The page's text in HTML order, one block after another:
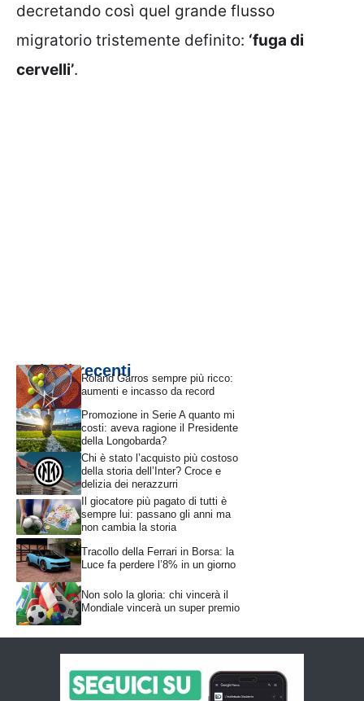
decretando così quel grande flusso
migratorio tristemente definito: ‘fuga di
cervelli’.
Articoli recentiRoland Garros sempre più ricco:
aumenti e incasso da record
Promozione in Serie A quanto mi
costi: aveva ragione il Presidente
della Longobarda?
Chi è stato l’acquisto più costoso
della storia dell’Inter? Croce e
delizia dei nerazzurri
Il giocatore più pagato di tutti è
sempre lui: passano gli anni ma
non cambia la storia
Tracollo della Ferrari in Borsa: la
Luce fa perdere l’8% in un giorno
Non solo la gloria: chi vincerà il
Mondiale vincerà un super premio